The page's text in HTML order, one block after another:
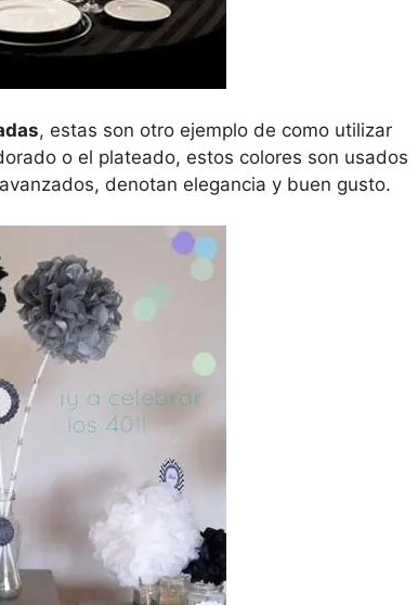
, estas son otro ejemplo de como utilizar
o el plateado, estos colores son usados
denotan elegancia y buen gusto.